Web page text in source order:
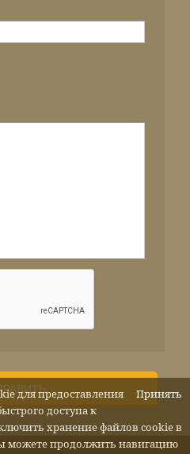
Принять
для предоставления
доступа к
хранение файлов cookie в
можете продолжить навигацию